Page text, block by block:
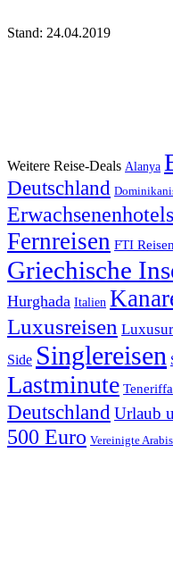
Stand: 24.04.2019
Weitere Reise-Deals Alanya
Deutschland
Erwachsenenhotels
Fernreisen FTI Reisen
Griechische
Hurghada Italien
Luxusreisen
Side Singlereisen
Lastminute Teneriffa
DeutschlandUrlaub
500 Euro Vereinigte